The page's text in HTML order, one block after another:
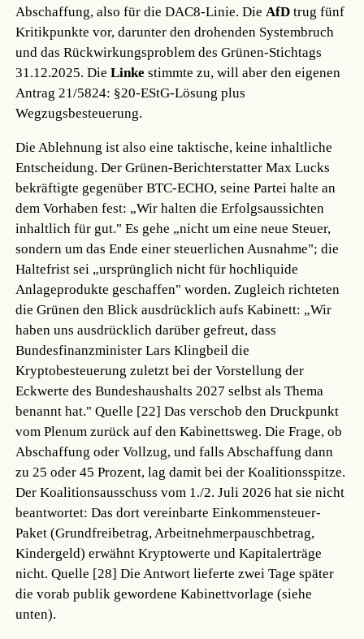
Abschaffung, also für die DAC8-Linie. Die AfD trug fünf
Kritikpunkte vor, darunter den drohenden Systembruch
und das Rückwirkungsproblem des Grünen-Stichtags
31.12.2025. DieLinke stimmte zu, will aber den eigenen
Antrag 21/5824: §20-EStG-Lösung plus
Wegzugsbesteuerung.
Die Ablehnung ist also eine taktische, keine inhaltliche
Entscheidung. Der Grünen-Berichterstatter Max Lucks
bekräftigte gegenüber BTC-ECHO, seine Partei halte an
dem Vorhaben fest: „Wir halten die Erfolgsaussichten
inhaltlich für gut." Es gehe „nicht um eine neue Steuer,
sondern um das Ende einer steuerlichen Ausnahme"; die
Haltefrist sei „ursprünglich nicht für hochliquide
Anlageprodukte geschaffen" worden. Zugleich richteten
die Grünen den Blick ausdrücklich aufs Kabinett: „Wir
haben uns ausdrücklich darüber gefreut, dass
Bundesfinanzminister Lars Klingbeil die
Kryptobesteuerung zuletzt bei der Vorstellung der
Eckwerte des Bundeshaushalts 2027 selbst als Thema
benannt hat."Quelle [22] Das verschob den Druckpunkt
vom Plenum zurück auf den Kabinettsweg. Die Frage, ob
Abschaffung oder Vollzug, und falls Abschaffung dann
zu 25 oder 45 Prozent, lag damit bei der Koalitionsspitze.
Der Koalitionsausschuss vom 1./2. Juli 2026 hat sie nicht
beantwortet: Das dort vereinbarte Einkommensteuer-
Paket (Grundfreibetrag, Arbeitnehmerpauschbetrag,
Kindergeld) erwähnt Kryptowerte und Kapitalerträge
nicht.Quelle [28] Die Antwort lieferte zwei Tage später
die vorab publik gewordene Kabinettvorlage (siehe
unten).